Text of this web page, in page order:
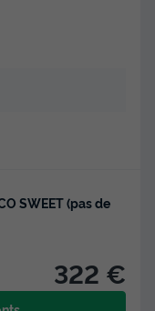
SWEET (pas de
322 €